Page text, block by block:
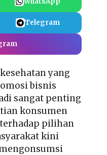
Telegram
yang
bisnis
sangat penting
konsumen
pilihan
kini